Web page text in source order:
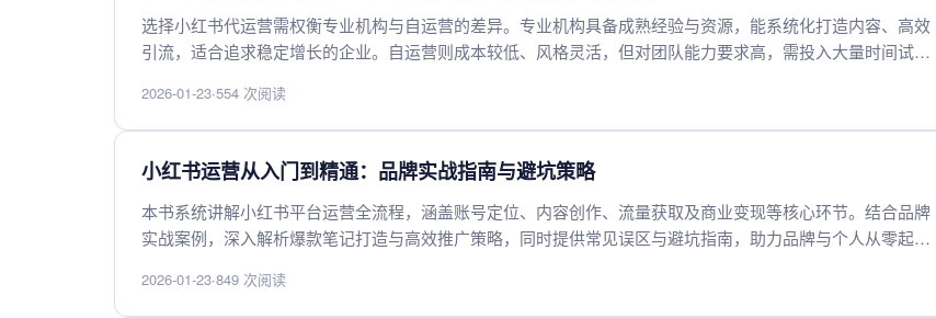
选择小红书代运营需权衡专业机构与自运营的差异。专业机构具备成熟经验与资源，能系统化打造内容、高效
引流，适合追求稳定增长的企业。自运营则成本较低、风格灵活，但对团队能力要求高，需投入大量时间试
保持长期发展。
2026-01-23·554 次阅读
小红书运营从入门到精通：品牌实战指南与避坑策略
本书系统讲解小红书平台运营全流程，涵盖账号定位、内容创作、流量获取及商业变现等核心环节。结合品牌
实战案例，深入解析爆款笔记打造与高效推广策略，同时提供常见误区与避坑指南，助力品牌与个人从零起
2026-01-23·849 次阅读